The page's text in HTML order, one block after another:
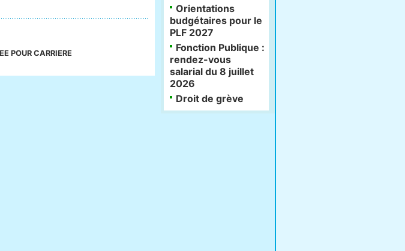
POUR CARRIERE
Orientations
budgétaires pour le
PLF 2027
Fonction Publique :
rendez-vous
salarial du 8 juillet
2026
Droit de grève